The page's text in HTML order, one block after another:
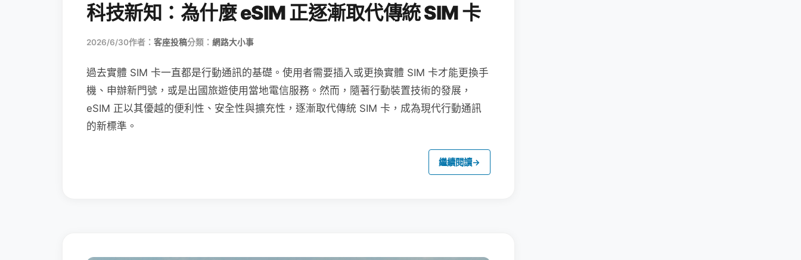
科技新知：為什麼 eSIM 正逐漸取代傳統 SIM 卡
2026/6/30作者： 客座投稿分類： 網路大小事
過去實體 SIM 卡一直都是行動通訊的基礎。使用者需要插入或更換實體 SIM 卡才能更換手
機、申辦新門號，或是出國旅遊使用當地電信服務。然而，隨著行動裝置技術的發展，
eSIM 正以其優越的便利性、安全性與擴充性，逐漸取代傳統 SIM 卡，成為現代行動通訊
的新標準。
繼續閱讀→